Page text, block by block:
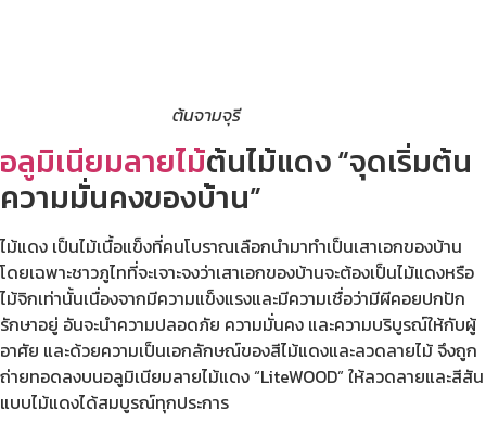
ต้นจามจุรี
อลูมิเนียมลายไม้ต้นไม้แดง “จุดเริ่มต้น
ความมั่นคงของบ้าน”
ไม้แดง เป็นไม้เนื้อแข็งที่คนโบราณเลือกนำมาทำเป็นเสาเอกของบ้าน
โดยเฉพาะชาวภูไทที่จะเจาะจงว่าเสาเอกของบ้านจะต้องเป็นไม้แดงหรือ
ไม้จิกเท่านั้นเนื่องจากมีความแข็งแรงและมีความเชื่อว่ามีผีคอยปกปัก
รักษาอยู่ อันจะนำความปลอดภัย ความมั่นคง และความบริบูรณ์ให้กับผู้
อาศัย และด้วยความเป็นเอกลักษณ์ของสีไม้แดงและลวดลายไม้ จึงถูก
ถ่ายทอดลงบนอลูมิเนียมลายไม้แดง “LiteWOOD” ให้ลวดลายและสีสัน
แบบไม้แดงได้สมบูรณ์ทุกประการ